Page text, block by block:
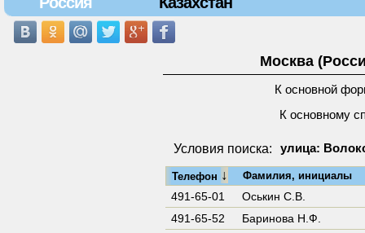
Москва
К основной
К основному
Условия поиска: улица:
Телефон ↓ Фамилия, инициалы
491-65-01
Оськин С.В.
491-65-52
Баринова Н.Ф.